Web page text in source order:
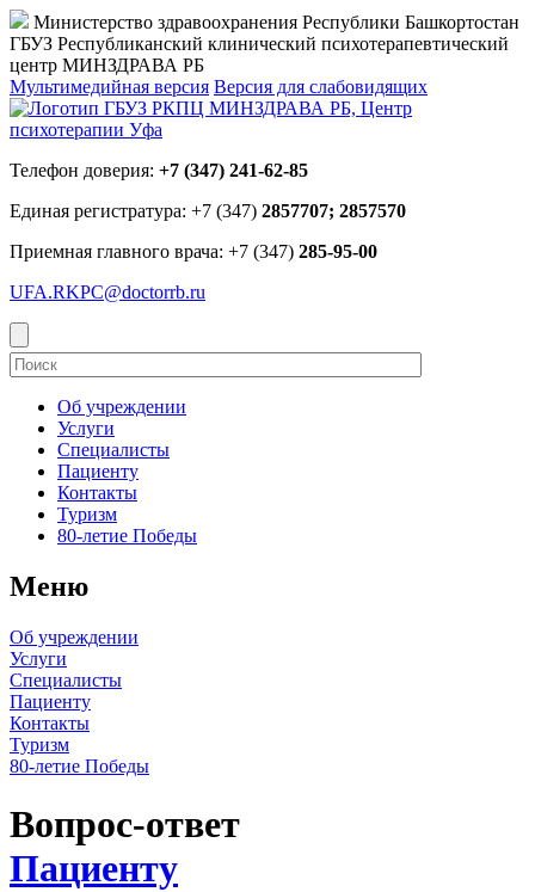
Министерство здравоохранения Республики Башкортостан
ГБУЗ Республиканский клинический психотерапевтический
центр МИНЗДРАВА РБ
Мультимедийная версия Версия для слабовидящих
Телефон доверия: +7 (347) 241-62-85
Единая регистратура: +7 (347) 2857707; 2857570
Приемная главного врача: +7 (347) 285-95-00
UFA.RKPC@doctorrb.ru
Об учреждении
Услуги
Специалисты
Пациенту
Контакты
Туризм
80-летие Победы
Меню
Об учреждении
Услуги
Специалисты
Пациенту
Контакты
Туризм
80-летие Победы
Вопрос-ответ
Пациенту